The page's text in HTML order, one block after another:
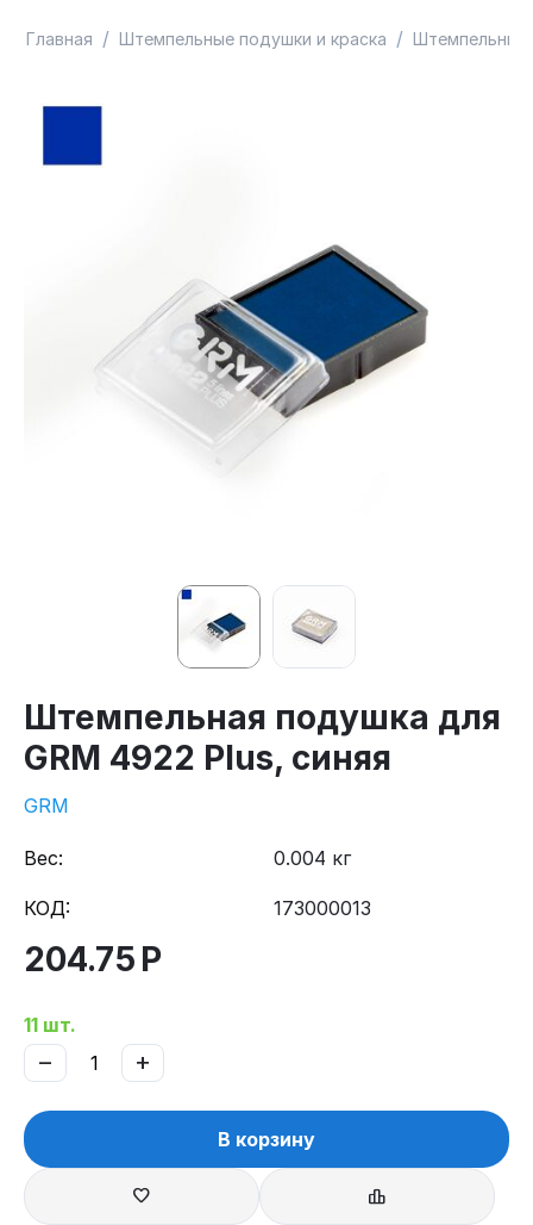
Главная / Штемпельные подушки и краска / Штемпельные
Штемпельная подушка для
GRM 4922 Plus, синяя
GRM
Вес: 0.004 кг
КОД: 173000013
204.75 Р
11 шт.
+
−
В корзину